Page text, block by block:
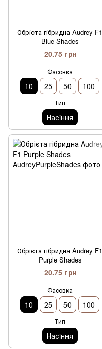
Обрієта гібридна Audrey F1
Blue Shades
20.75 грн
Фасовка
10 25 50 100
Тип
Насiння
Обрієта гібридна Audrey F1
Purple Shades
20.75 грн
Фасовка
10 25 50 100
Тип
Насiння